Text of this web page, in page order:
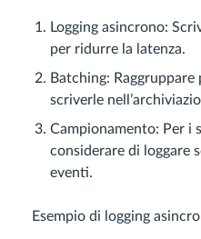
Logging asincrono:
per ridurre la latenza.
Batching:
scriverle
Campionamento: Per i
considerare di loggare
eventi.
Esempio di logging